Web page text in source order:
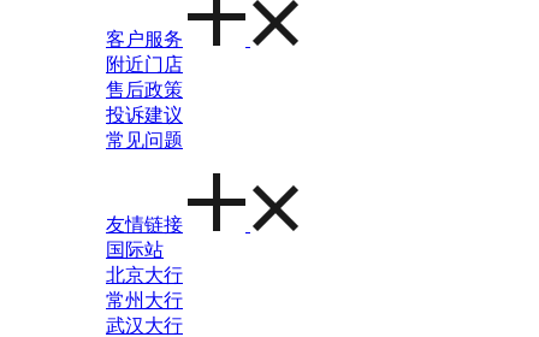
客户服务
附近门店
售后政策
投诉建议
常见问题
友情链接
国际站
北京大行
常州大行
武汉大行